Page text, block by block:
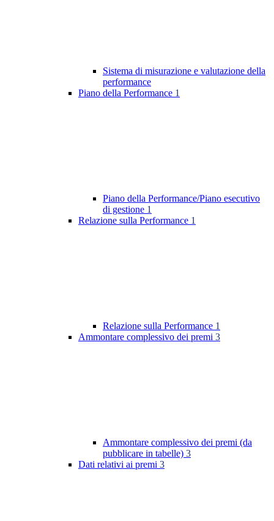
Sistema di misurazione e valutazione della
performance
Piano della Performance 1
Piano della Performance/Piano esecutivo
di gestione 1
Relazione sulla Performance 1
Relazione sulla Performance 1
Ammontare complessivo dei premi 3
Ammontare complessivo dei premi (da
pubblicare in tabelle) 3
Dati relativi ai premi 3